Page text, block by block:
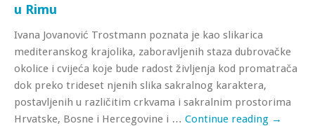
u Rimu
Ivana Jovanović Trostmann poznata je kao slikarica
mediteranskog krajolika, zaboravljenih staza dubrovačke
okolice i cvijeća koje bude radost življenja kod promatrača
dok preko trideset njenih slika sakralnog karaktera,
postavljenih u različitim crkvama i sakralnim prostorima
Hrvatske, Bosne i Hercegovine i … Continue reading →